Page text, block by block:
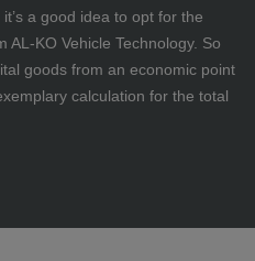
a good idea to opt for the
AL-KO Vehicle Technology. So
goods from an economic point
calculation for the total